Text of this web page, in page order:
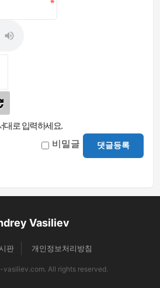
대로 입력하세요.
비밀글 댓글등록
Vasiliev
판 개인정보처리방침
All rights reserved.